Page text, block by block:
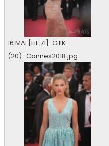
16 MAI [FiF 71]-GillK
(20)_Cannes2018.jpg